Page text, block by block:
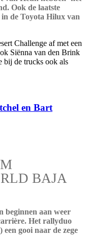
Ook de laatste
de Toyota Hilux van
Challenge af met een
Siënna van den Brink
bij de trucks ook als
en Bart
BAJA
beginnen aan weer
Het rallyduo
gooi naar de zege